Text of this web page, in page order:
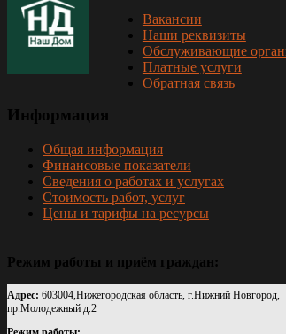
Вакансии
Наши реквизиты
Обслуживающие
Платные услуги
Обратная связь
Информация
Общая информация
Финансовые показатели
Сведения о работах и услугах
Стоимость работ, услуг
Цены и тарифы на ресурсы
Режим работы и приём граждан:
Адрес: 603004,Нижегородская область, г.Нижний Новгород,
пр.Молодежный д.2